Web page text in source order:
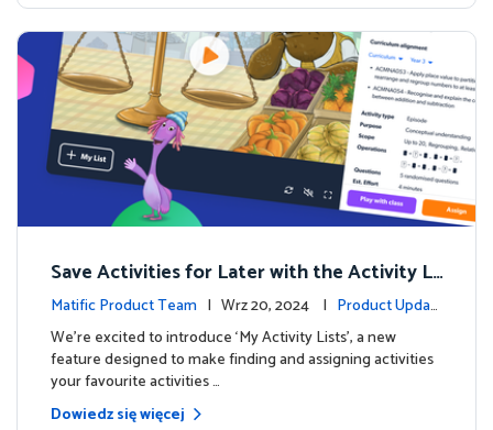
Save Activities for Later with the Activity Li
sts Feature
Matific Product Team | Wrz 20, 2024 | Product Updat
es
We're excited to introduce ‘My Activity Lists’, a new
feature designed to make finding and assigning activities
your favourite activities …
Dowiedz się więcej